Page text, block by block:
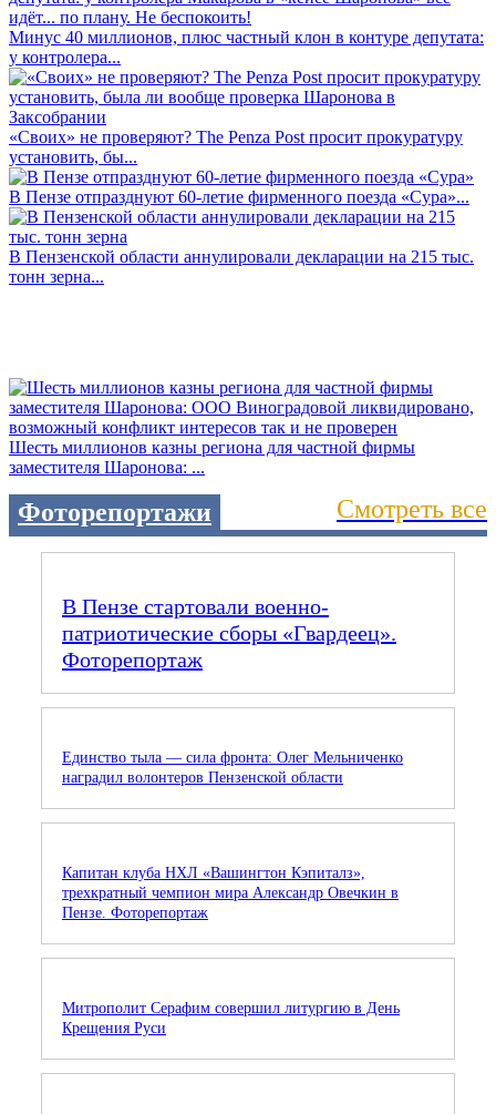
Минус 40 миллионов, плюс частный клон в контуре депутата:
у контролера...
«Своих» не проверяют? The Penza Post просит прокуратуру
установить, бы...
В Пензе отпразднуют 60-летие фирменного поезда «Сура»...
В Пензенской области аннулировали декларации на 215 тыс.
тонн зерна...
Шесть миллионов казны региона для частной фирмы
заместителя Шаронова: ...
Фоторепортажи Смотреть все
В Пензе стартовали военно-
патриотические сборы «Гвардеец».
Фоторепортаж
Единство тыла — сила фронта: Олег Мельниченко
наградил волонтеров Пензенской области
Капитан клуба НХЛ «Вашингтон Кэпиталз»,
трехкратный чемпион мира Александр Овечкин в
Пензе. Фоторепортаж
Митрополит Серафим совершил литургию в День
Крещения Руси